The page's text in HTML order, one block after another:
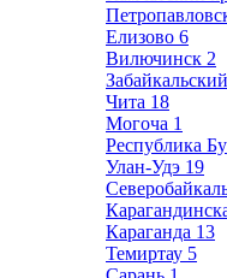
Елизово 6
Вилючинск 2
Чита 18
Могоча 1
Республика
Улан-Удэ 19
Караганда 13
Темиртау 5